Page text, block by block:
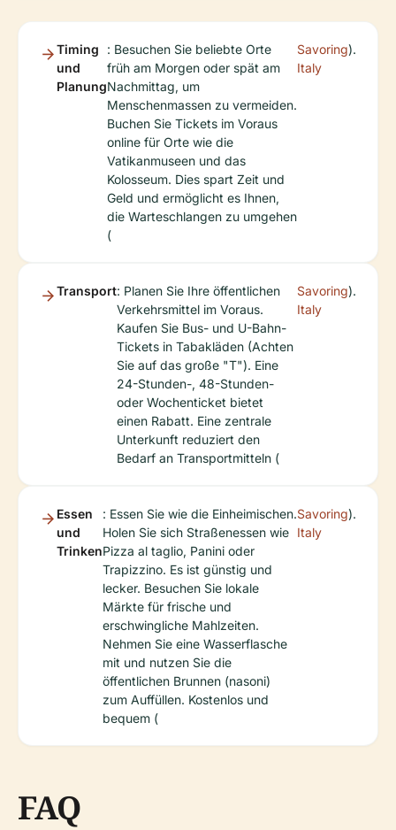
Timing
und
Planung
: Besuchen Sie beliebte Orte
früh am Morgen oder spät am
Nachmittag, um
Menschenmassen zu vermeiden.
Buchen Sie Tickets im Voraus
online für Orte wie die
Vatikanmuseen und das
Kolosseum. Dies spart Zeit und
Geld und ermöglicht es Ihnen,
die Warteschlangen zu umgehen
(
Savoring
Italy
).
Transport: Planen Sie Ihre öffentlichen
Verkehrsmittel im Voraus.
Kaufen Sie Bus- und U-Bahn-
Tickets in Tabakläden (Achten
Sie auf das große "T"). Eine
24-Stunden-, 48-Stunden-
oder Wochenticket bietet
einen Rabatt. Eine zentrale
Unterkunft reduziert den
Bedarf an Transportmitteln (
Savoring
Italy
).
Essen
und
Trinken
: Essen Sie wie die Einheimischen.
Holen Sie sich Straßenessen wie
Pizza al taglio, Panini oder
Trapizzino. Es ist günstig und
lecker. Besuchen Sie lokale
Märkte für frische und
erschwingliche Mahlzeiten.
Nehmen Sie eine Wasserflasche
mit und nutzen Sie die
öffentlichen Brunnen (nasoni)
zum Auffüllen. Kostenlos und
bequem (
Savoring
Italy
).
FAQ